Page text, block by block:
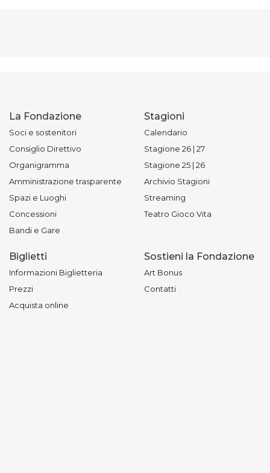
La Fondazione
Soci e sostenitori
Consiglio Direttivo
Organigramma
Amministrazione trasparente
Spazi e Luoghi
Concessioni
Bandi e Gare
Stagioni
Calendario
Stagione 26 | 27
Stagione 25 | 26
Archivio Stagioni
Streaming
Teatro Gioco Vita
Biglietti
Informazioni Biglietteria
Prezzi
Acquista online
Sostieni la Fondazione
Art Bonus
Contatti